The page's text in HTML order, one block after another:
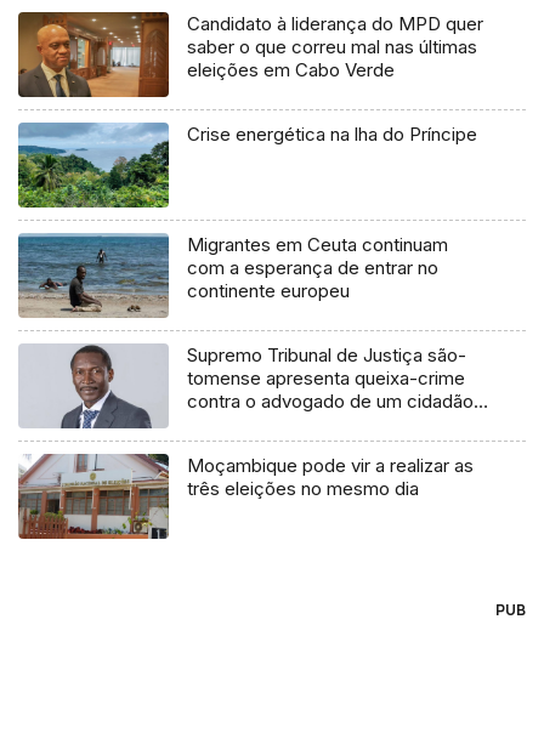
Candidato à liderança do MPD quer
saber o que correu mal nas últimas
eleições em Cabo Verde
Crise energética na lha do Príncipe
Migrantes em Ceuta continuam
com a esperança de entrar no
continente europeu
Supremo Tribunal de Justiça são-
tomense apresenta queixa-crime
contra o advogado de um cidadão
Moçambique pode vir a realizar as
três eleições no mesmo dia
PUB